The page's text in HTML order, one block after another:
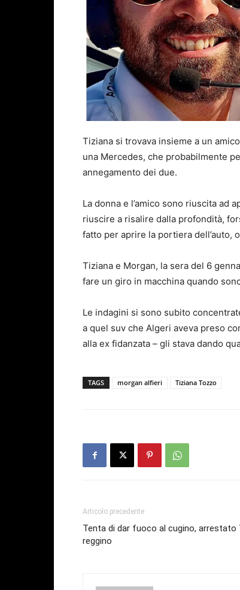
Tiziana si trovava insieme a un
una Mercedes, che probabilmente
annegamento dei due.
La donna e l’amico sono riuscita ad
riuscire a risalire dalla profondità,
fatto per aprire la portiera dell’auto,
Tiziana e Morgan, la sera del 6
fare un giro in macchina quando
Le indagini si sono subito
a quel suv che Algeri aveva preso
alla ex fidanzata – gli stava dando
TAGS morgan alfieri Tiziana Tozzo
Articolo precedente
Tenta di dar fuoco al cugino, arrestato
reggino